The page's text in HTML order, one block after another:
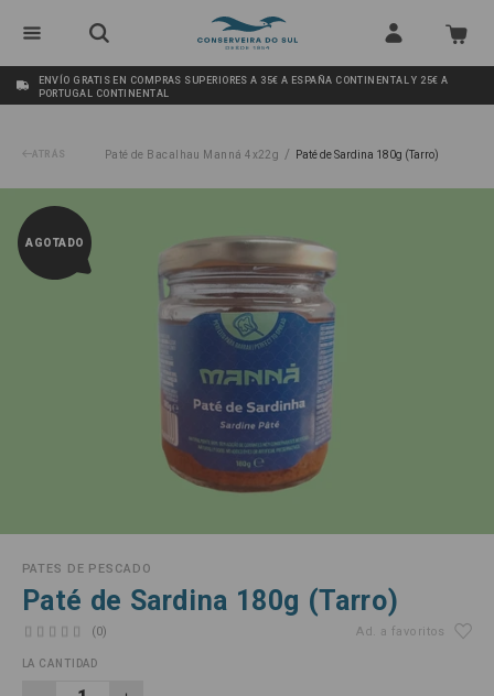
ENVÍO GRATIS EN COMPRAS SUPERIORES A 35€ A ESPAÑA CONTINENTAL Y 25€ A
PORTUGAL CONTINENTAL
ATRÁS Paté de Bacalhau Manná 4x22g / Paté de Sardina 180g (Tarro)
AGOTADO
PATES DE PESCADO
Paté de Sardina 180g (Tarro)
(0) Ad. a favoritos
LA CANTIDAD